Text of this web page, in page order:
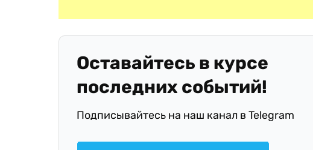
Оставайтесь в курсе
последних событий!
Подписывайтесь на наш канал в Telegram